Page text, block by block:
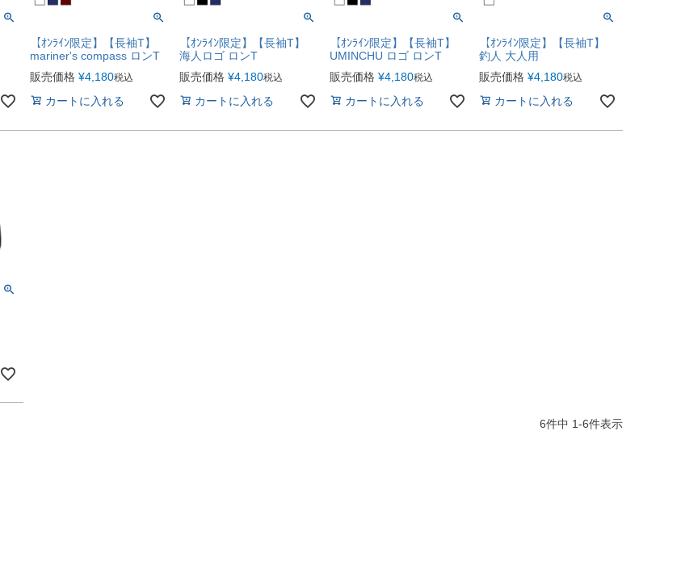
【ｵﾝﾗｲﾝ限定】【長袖T】
mariner's compass ロンT
販売価格 ¥4,180税込
カートに入れる
【ｵﾝﾗｲﾝ限定】【長袖T】
海人ロゴ ロンT
販売価格 ¥4,180税込
カートに入れる
【ｵﾝﾗｲﾝ限定】【長袖T】
UMINCHU ロゴ ロンT
販売価格 ¥4,180税込
カートに入れる
【ｵﾝﾗｲﾝ限定】【長袖T】
釣人 大人用
販売価格 ¥4,180税込
カートに入れる
6件中 1-6件表示